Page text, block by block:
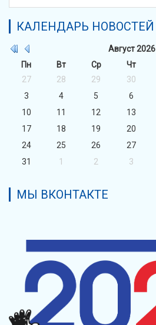
КАЛЕНДАРЬ НОВОСТЕЙ
Август2026
Пн
Вт Ср Чт
27
28 29 30
3
4 5 6
10
11 12 13
17
18 19 20
24
25 26 27
31
1 2 3
МЫ ВКОНТАКТЕ